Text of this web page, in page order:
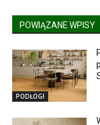
POWIĄZANE WPISY
PODŁOGI